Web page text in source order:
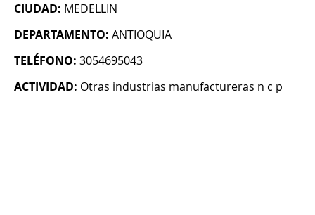
CIUDAD: MEDELLIN
DEPARTAMENTO: ANTIOQUIA
TELÉFONO: 3054695043
ACTIVIDAD: Otras industrias manufactureras n c p